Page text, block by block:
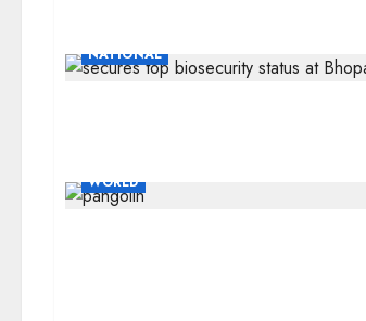
NATIONAL
WORLD